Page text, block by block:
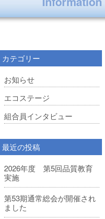
カテゴリー
お知らせ
エコステージ
組合員インタビュー
最近の投稿
2026年度 第5回品質教育
実施
第53期通常総会が開催され
ました